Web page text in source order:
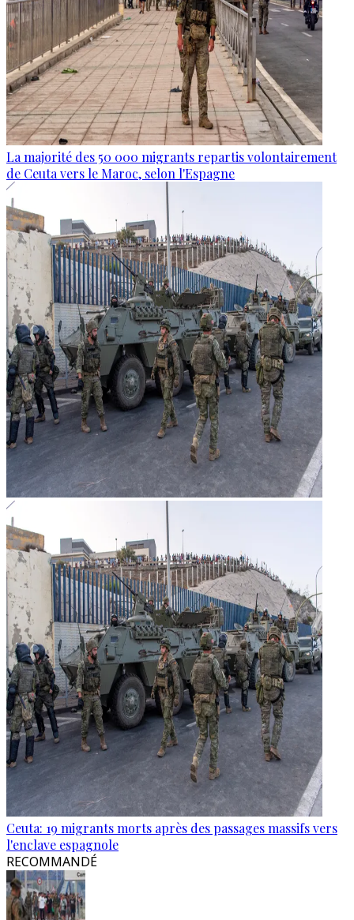
La majorité des 50 000 migrants repartis volontairement
de Ceuta vers le Maroc, selon l'Espagne
Ceuta: 19 migrants morts après des passages massifs vers
l'enclave espagnole
RECOMMANDÉ